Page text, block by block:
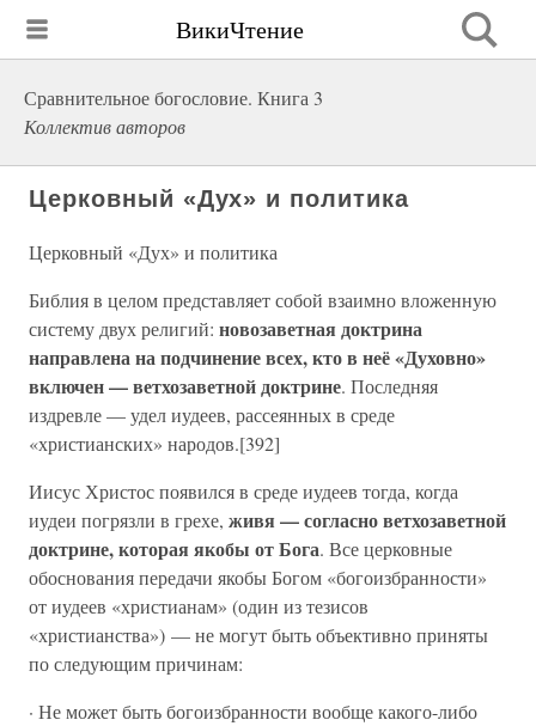
ВикиЧтение
Сравнительное богословие. Книга 3
Коллектив авторов
Церковный «Дух» и политика
Церковный «Дух» и политика
Библия в целом представляет собой взаимно вложенную
систему двух религий: новозаветная доктрина
направлена на подчинение всех, кто в неё «Духовно»
включен — ветхозаветной доктрине. Последняя
издревле — удел иудеев, рассеянных в среде
«христианских» народов.[392]
Иисус Христос появился в среде иудеев тогда, когда
иудеи погрязли в грехе, живя — согласно ветхозаветной
доктрине, которая якобы от Бога. Все церковные
обоснования передачи якобы Богом «богоизбранности»
от иудеев «христианам» (один из тезисов
«христианства») — не могут быть объективно приняты
по следующим причинам:
· Не может быть богоизбранности вообще какого-либо